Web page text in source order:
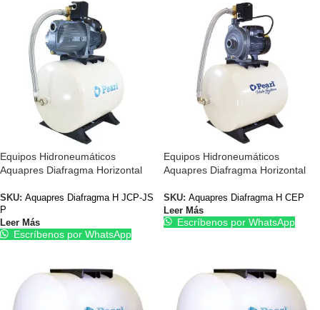
Equipos Hidroneumáticos
Aquapres Diafragma Horizontal
SKU: Aquapres Diafragma H JCP-JS
P
Leer Más
Escríbenos por WhatsApp
Equipos Hidroneumáticos
Aquapres Diafragma Horizontal
SKU: Aquapres Diafragma H CEP
Leer Más
Escríbenos por WhatsApp